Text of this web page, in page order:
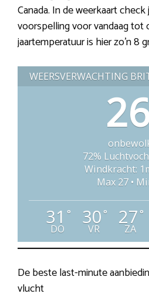
Canada. In de weerkaart
voorspelling voor vandaag tot
jaartemperatuur is hier zo’n 8
72%
Windkracht:
Max 27 •
31 °
DO
30°
VR
27°
ZA
De beste last-minute
vlucht